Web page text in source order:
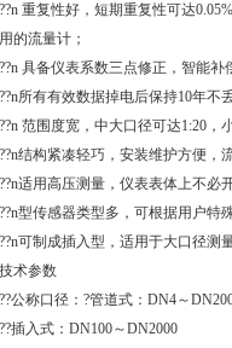
??n 重复性好，短期重复性可达
用的流量计；
??n 具备仪表系数三点修正，智能
??n所有有效数据掉电后保持10年不
??n 范围度宽，中大口径可达1:20，
??n结构紧凑轻巧，安装维护方便，
??n适用高压测量，仪表表体上不必
??n型传感器类型多，可根据用户
??n可制成插入型，适用于大口径测
技术参数
??公称口径：?管道式：DN4～
??插入式：DN100～DN2000